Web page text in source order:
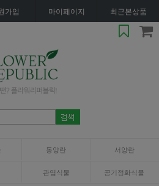
가입 마이페이지 최근본상품
동양란 서양란
관엽식물 공기정화식물